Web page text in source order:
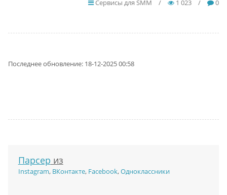
Сервисы для SMM
/ 1 023 / 0
Последнее обновление: 18-12-2025 00:58
Парсер из
Instagram, ВКонтакте, Facebook,Одноклассники